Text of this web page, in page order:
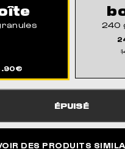
240
ÉPUISÉ
DES PRODUITS